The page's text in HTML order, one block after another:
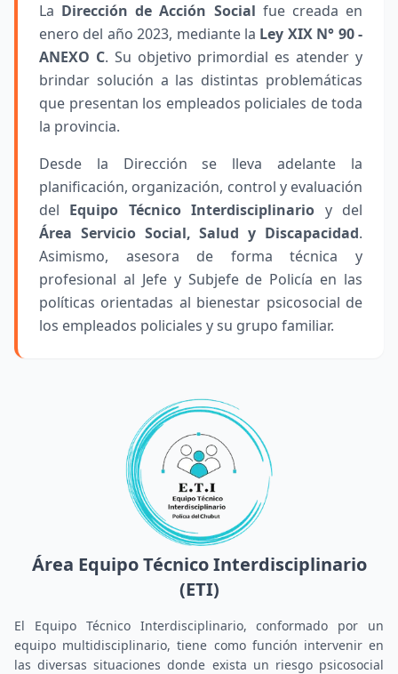
La Dirección de Acción Social fue creada en
enero del año 2023, mediante la Ley XIX N° 90 -
ANEXO C. Su objetivo primordial es atender y
brindar solución a las distintas problemáticas
que presentan los empleados policiales de toda
la provincia.
Desde la Dirección se lleva adelante la
planificación, organización, control y evaluación
del Equipo Técnico Interdisciplinario y del
Área Servicio Social, Salud y Discapacidad.
Asimismo, asesora de forma técnica y
profesional al Jefe y Subjefe de Policía en las
políticas orientadas al bienestar psicosocial de
los empleados policiales y su grupo familiar.
Área Equipo Técnico Interdisciplinario
(ETI)
El Equipo Técnico Interdisciplinario, conformado por un
equipo multidisciplinario, tiene como función intervenir en
las diversas situaciones donde exista un riesgo psicosocial